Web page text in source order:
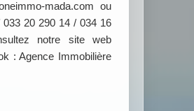
mada.com ou
20 290 14 / 034 16
notre site web
: Agence Immobilière